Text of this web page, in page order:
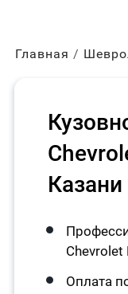
Главная
Казани
Chevrolet
Оплата